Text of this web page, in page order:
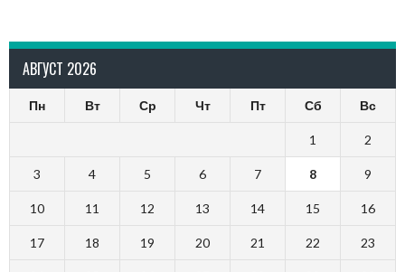
АВГУСТ 2026
Пн Вт Ср Чт Пт Сб Вс
1 2
3 4 5 6 7 8 9
10 11 12 13 14 15 16
17 18 19 20 21 22 23